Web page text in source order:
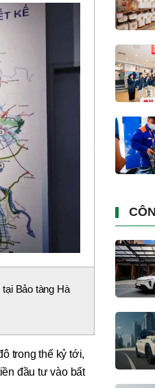
Bảo tàng Hà
trong thế kỷ tới,
đầu tư vào bất